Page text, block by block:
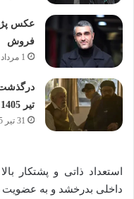
عکس
فروش
1 مرداد 1405
تیر 1405 + علت فوت
31 تیر 1405
استعداد ذاتی و پشتکار
داخلی بدرخشد و به عضویت